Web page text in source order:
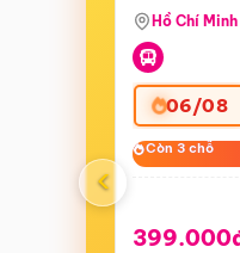
Bắt Cá”
Hồ Chí Minh
06/08
Còn 3 chỗ
Còn 3 chỗ
‹